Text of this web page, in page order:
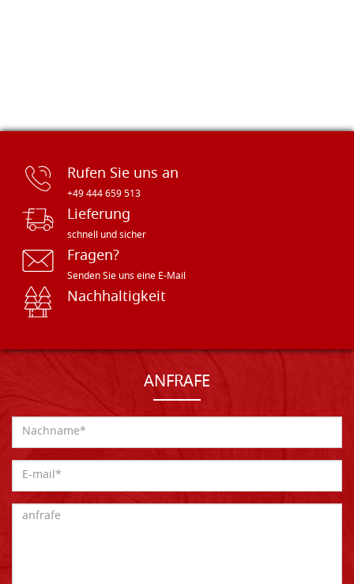
Rufen Sie uns an
+49 444 659 513
Lieferung
schnell und sicher
Fragen?
Senden Sie uns eine E-Mail
Nachhaltigkeit
ANFRAFE